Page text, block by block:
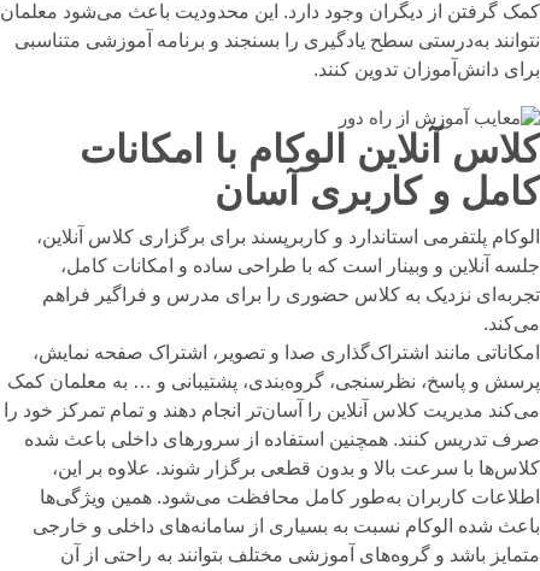
کمک گرفتن از دیگران وجود دارد. این محدودیت باعث می‌شود معلمان
نتوانند به‌درستی سطح یادگیری را بسنجند و برنامه آموزشی متناسبی
برای دانش‌آموزان تدوین کنند.
کلاس آنلاین الوکام با امکانات
کامل و کاربری آسان
الوکام پلتفرمی استاندارد و کاربرپسند برای برگزاری کلاس آنلاین،
جلسه آنلاین و وبینار است که با طراحی ساده و امکانات کامل،
تجربه‌ای نزدیک به کلاس حضوری را برای مدرس و فراگیر فراهم
می‌کند.
امکاناتی مانند اشتراک‌گذاری صدا و تصویر، اشتراک صفحه نمایش،
پرسش و پاسخ، نظرسنجی، گروه‌بندی، پشتیبانی و … به معلمان کمک
می‌کند مدیریت کلاس آنلاین را آسان‌تر انجام دهند و تمام تمرکز خود را
صرف تدریس کنند. همچنین استفاده از سرورهای داخلی باعث شده
کلاس‌ها با سرعت بالا و بدون قطعی برگزار شوند. علاوه بر این،
اطلاعات کاربران به‌طور کامل محافظت می‌شود. همین ویژگی‌ها
باعث شده الوکام نسبت به بسیاری از سامانه‌های داخلی و خارجی
متمایز باشد و گروه‌های آموزشی مختلف بتوانند به راحتی از آن